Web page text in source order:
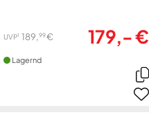
UVP1 189,99€ 179,- €
Lagernd